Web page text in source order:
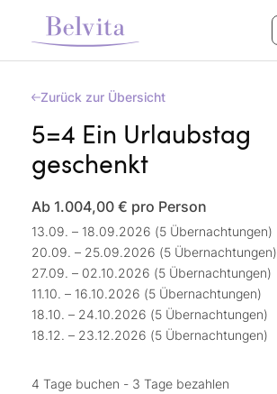
Zurück zur Übersicht
5=4 Ein Urlaubstag
geschenkt
Ab 1.004,00 € pro Person
13.09. – 18.09.2026 (5 Übernachtungen)
20.09. – 25.09.2026 (5 Übernachtungen)
27.09. – 02.10.2026 (5 Übernachtungen)
11.10. – 16.10.2026 (5 Übernachtungen)
18.10. – 24.10.2026 (5 Übernachtungen)
18.12. – 23.12.2026 (5 Übernachtungen)
4 Tage buchen - 3 Tage bezahlen